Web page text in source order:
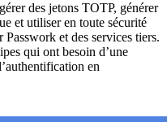
des jetons TOTP, générer
et utiliser en toute sécurité
et des services tiers.
qui ont besoin d’une
en